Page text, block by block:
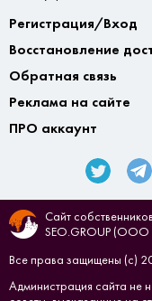
Регистрация/Вход
Восстановление
Обратная связь
Реклама на сайте
ПРО аккаунт
Сайт
SEO.GROUP
Все права защищены (с)
Администрация сайта не